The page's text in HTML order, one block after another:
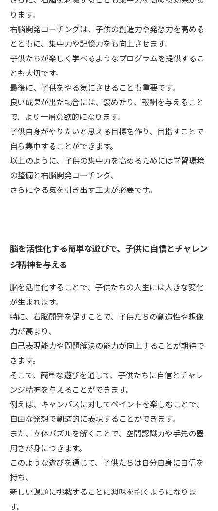
ります。
右脳開発コーチングは、子供の創造力や発想力を高める
とともに、集中力や記憶力をも向上させます。
子供たちが楽しく学べるようなプログラムを提供するこ
とも大切です。
最後に、子供をやる気にさせることも重要です。
良い成果が出た場合には、褒めたり、報酬を与えること
で、より一層意欲的になります。
子供自身がやりたいと思える目標を作り、目指すことで
自ら集中することができます。
以上のように、子供の集中力を高めるためには学習環境
の整備と右脳開発コーチング、
さらにやる気を引き出す工夫が必要です。
脳を活性化する簡単な遊びで、子供に自信とチャレン
ジ精神を与える
脳を活性化することで、子供たちの人生には大きな変化
が生まれます。
特に、右脳開発を促すことで、子供たちの創造性や想像
力が高まり、
自己表現能力や問題解決の能力が向上することが期待で
きます。
そこで、簡単な遊びを通して、子供たちに自信とチャレ
ンジ精神を与えることができます。
例えば、キャンバスに対してペイントを楽しむことで、
自由な発想で創造的に表現することができます。
また、立体パズルを解くことで、空間認識力や手先の器
用さが身につきます。
このような遊びを通じて、子供たちは自分自身に自信を
持ち、
新しい課題に挑戦することに興味を抱くようになりま
す。